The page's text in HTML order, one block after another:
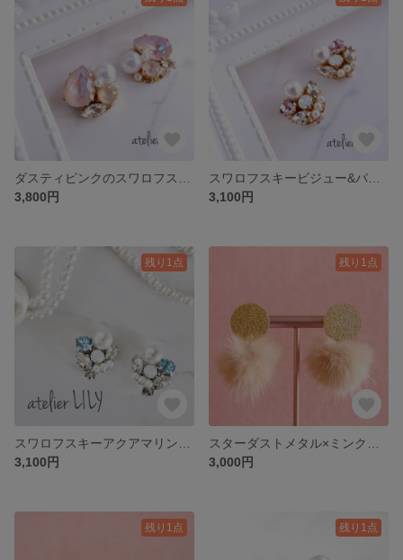
3,800円
3,100円
残り1点
3,100円
残り1点
3,000円
残り1点 残り1点